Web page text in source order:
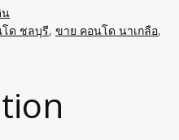
น
ด ชลบุรี, ขาย คอนโด นาเกลือ,